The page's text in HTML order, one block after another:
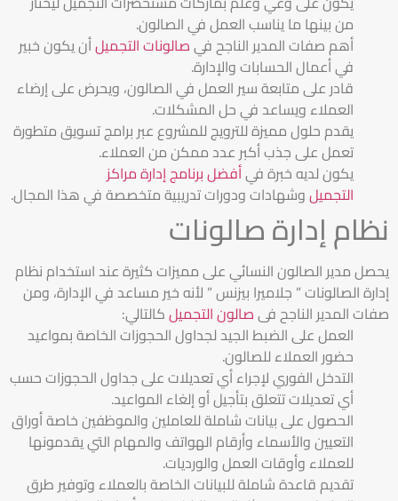
من بينها ما يناسب العمل في الصالون.
أهم صفات المدير الناجح فيصالونات التجميلأن يكون خبير
في أعمال الحسابات والإدارة.
قادر على متابعة سير العمل في الصالون، ويحرض على إرضاء
العملاء ويساعد في حل المشكلات.
يقدم حلول مميزة للترويج للمشروع عبر برامج تسويق متطورة
تعمل على جذب أكبر عدد ممكن من العملاء.
يكون لديه خبرة فيأفضل برنامج إدارة مراكز
التجميلوشهادات ودورات تدريبية متخصصة في هذا المجال.
نظام إدارة صالونات
يحصل مدير الصالون النسائي على مميزات كثيرة عند استخدام نظام
إدارة الصالونات ” جلاميرا بيزنس ” لأنه خير مساعد في الإدارة، ومن
صفات المدير الناجح فىصالون التجميلكالتالي:
العمل على الضبط الجيد لجداول الحجوزات الخاصة بمواعيد
حضور العملاء للصالون.
التدخل الفوري لإجراء أي تعديلات على جداول الحجوزات حسب
أي تعديلات تتعلق بتأجيل أو إلغاء المواعيد.
الحصول على بيانات شاملة للعاملين والموظفين خاصة أوراق
التعيين والأسماء وأرقام الهواتف والمهام التي يقدمونها
للعملاء وأوقات العمل والورديات.
تقديم قاعدة شاملة للبيانات الخاصة بالعملاء وتوفير طرق